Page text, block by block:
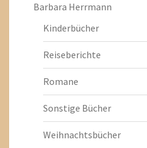
Barbara Herrmann
Kinderbücher
Reiseberichte
Romane
Sonstige Bücher
Weihnachtsbücher